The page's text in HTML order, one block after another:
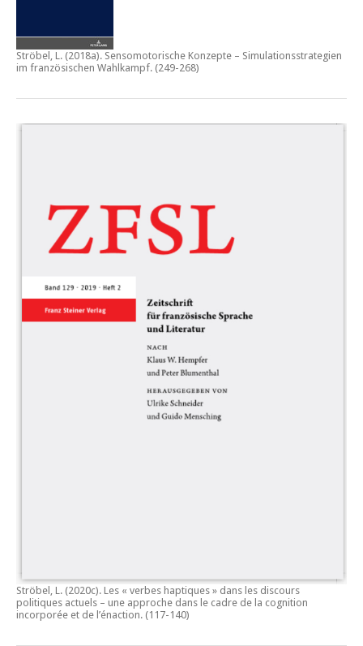
Ströbel, L. (2018a). Sensomotorische Konzepte – Simulationsstrategien
im französischen Wahlkampf. (249-268)
Ströbel, L. (2020c). Les « verbes haptiques » dans les discours
politiques actuels – une approche dans le cadre de la cognition
incorporée et de l’énaction. (117-140)